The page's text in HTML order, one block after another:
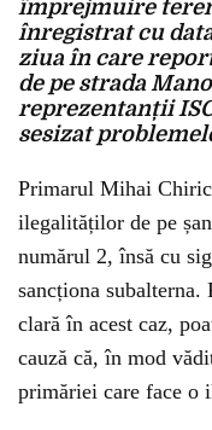
împrejmuire
înregistrat cu
ziua în care
de pe strada
reprezentanții
sesizat
Primarul Mihai
ilegalităților de pe
numărul 2, însă cu
sancționa
clară în acest caz,
cauză că, în mod
primăriei care face o